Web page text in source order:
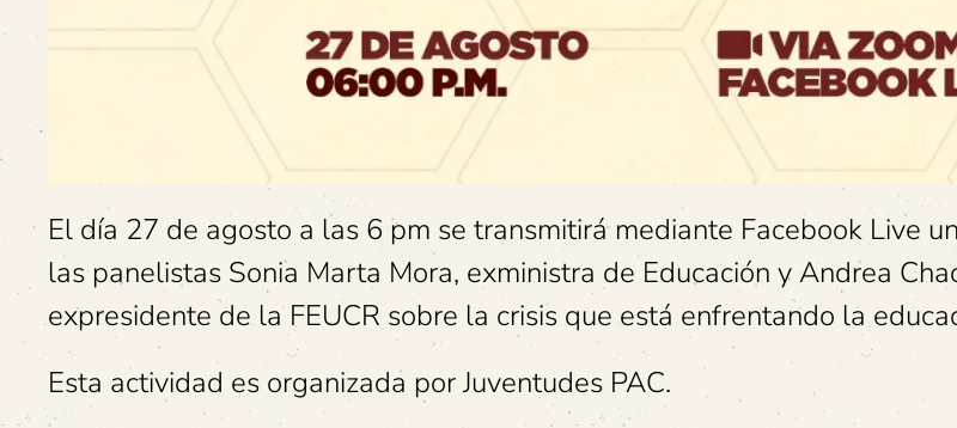
El día 27 de agosto a las 6 pm se transmitirá mediante Facebook Live
las panelistas Sonia Marta Mora, exministra de Educación y Andrea
expresidente de la FEUCR sobre la crisis que está enfrentando la
Esta actividad es organizada por Juventudes PAC.